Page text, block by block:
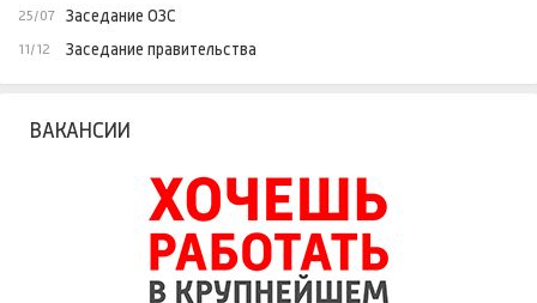
25/07 Заседание ОЗС
11/12 Заседание правительства
ВАКАНСИИ